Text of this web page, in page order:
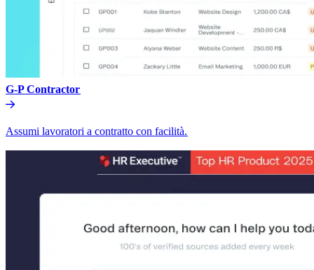
G-P Contractor​​
Assumi lavoratori a contratto con facilità.​​